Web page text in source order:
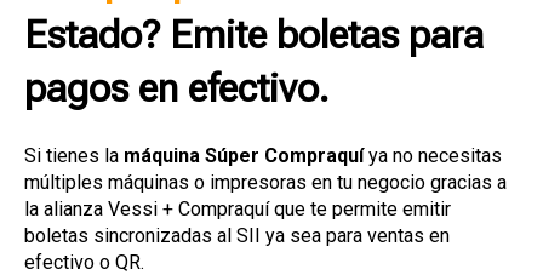
Estado? Emite boletas para
pagos en efectivo.
Si tienes la máquina Súper Compraquíya no necesitas
múltiples máquinas o impresoras en tu negocio gracias a
la alianza Vessi + Compraquí que te permite emitir
boletas sincronizadas al SII ya sea para ventas en
efectivo o QR.